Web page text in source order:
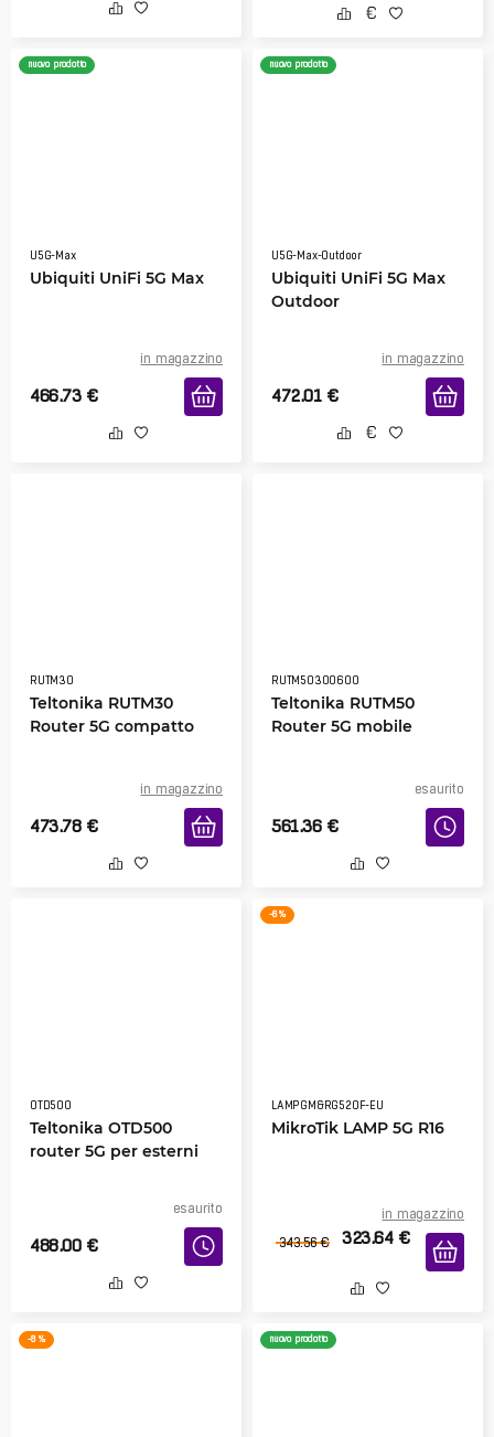
nuovo prodotto
U5G-Max
Ubiquiti UniFi 5G Max
in magazzino
466.73 €
nuovo prodotto
U5G-Max-Outdoor
Ubiquiti UniFi 5G Max
Outdoor
in magazzino
472.01 €
RUTM30
Teltonika RUTM30
Router 5G compatto
in magazzino
473.78 €
RUTM50300600
Teltonika RUTM50
Router 5G mobile
esaurito
561.36 €
OTD500
Teltonika OTD500
router 5G per esterni
esaurito
488.00 €
-6 %
LAMPGM&RG520F-EU
MikroTik LAMP 5G R16
in magazzino
343.56 € 323.64 €
-8 % nuovo prodotto